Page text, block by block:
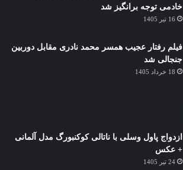
خادمی توجه برانگیز شد
16 تیر 1405
فیلم رفتار عجیب همسر محمد نادری مقابل دوربین
جنجالی شد
18 خرداد 1405
ازدواج پاول وسلی با ناتالی کوکنبورگ مدل آلمانی
+ عکس
24 تیر 1405